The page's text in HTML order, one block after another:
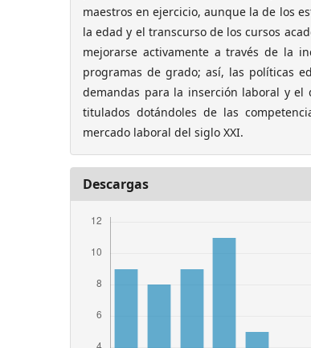
maestros en ejercicio, aunque la de los
la edad y el transcurso de los cursos
mejorarse activamente a través de la
programas de grado; así, las políticas
demandas para la inserción laboral y el
titulados dotándoles de las
mercado laboral del siglo XXI.
Descargas